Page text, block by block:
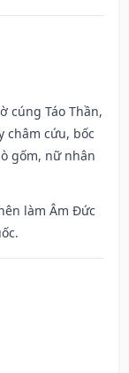
cúng Táo Thần,
châm cứu, bốc
gốm, nữ nhân
làm Âm Đức